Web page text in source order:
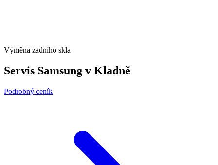
Výměna zadního skla
Servis Samsung v Kladně
Podrobný ceník